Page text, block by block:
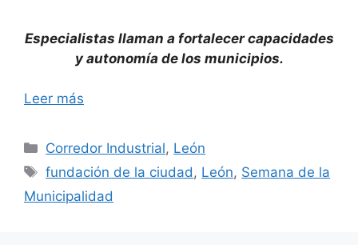
Especialistas llaman a fortalecer capacidades
y autonomía de los municipios.
Leer más
Categorías
Corredor Industrial, León
Etiquetas
fundación de la ciudad, León, Semana de la
Municipalidad